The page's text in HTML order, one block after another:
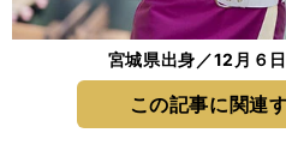
宮城県出身／12月６
この記事に関連